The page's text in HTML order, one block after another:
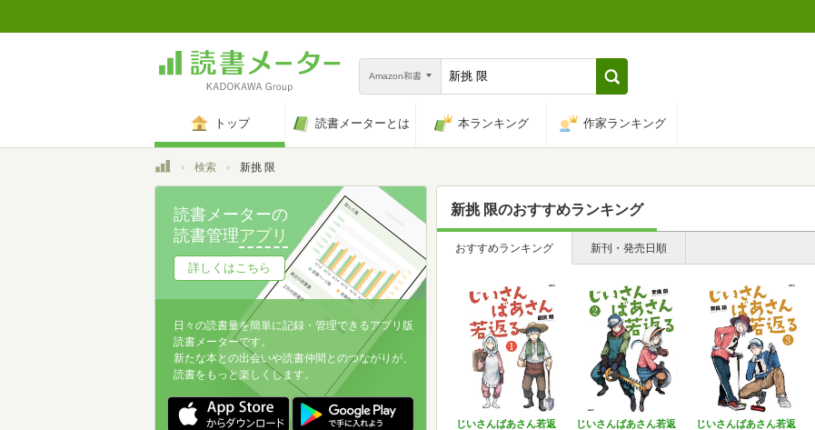
Amazon和書
トップ 読書メーターとは 本ランキング 作家ランキング
トップ検索 新挑 限
新挑 限のおすすめランキング
おすすめランキング 新刊・発売日順
じいさんばあさん若返
じいさんばあさん若返
じいさんばあさん若返
読書メーターの
読書管理アプリ
詳しくはこちら
日々の読書量を簡単に記録・管理できるアプリ版
読書メーターです。
新たな本との出会いや読書仲間とのつながりが、
読書をもっと楽しくします。